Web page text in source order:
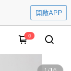
開啟APP
0